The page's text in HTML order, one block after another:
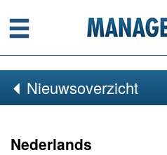
Menu
Nieuwsoverzicht
Nederlands